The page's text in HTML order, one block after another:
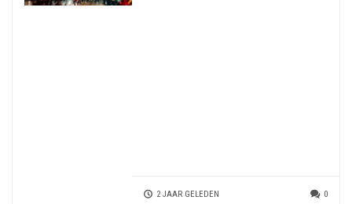
2 JAAR GELEDEN 0